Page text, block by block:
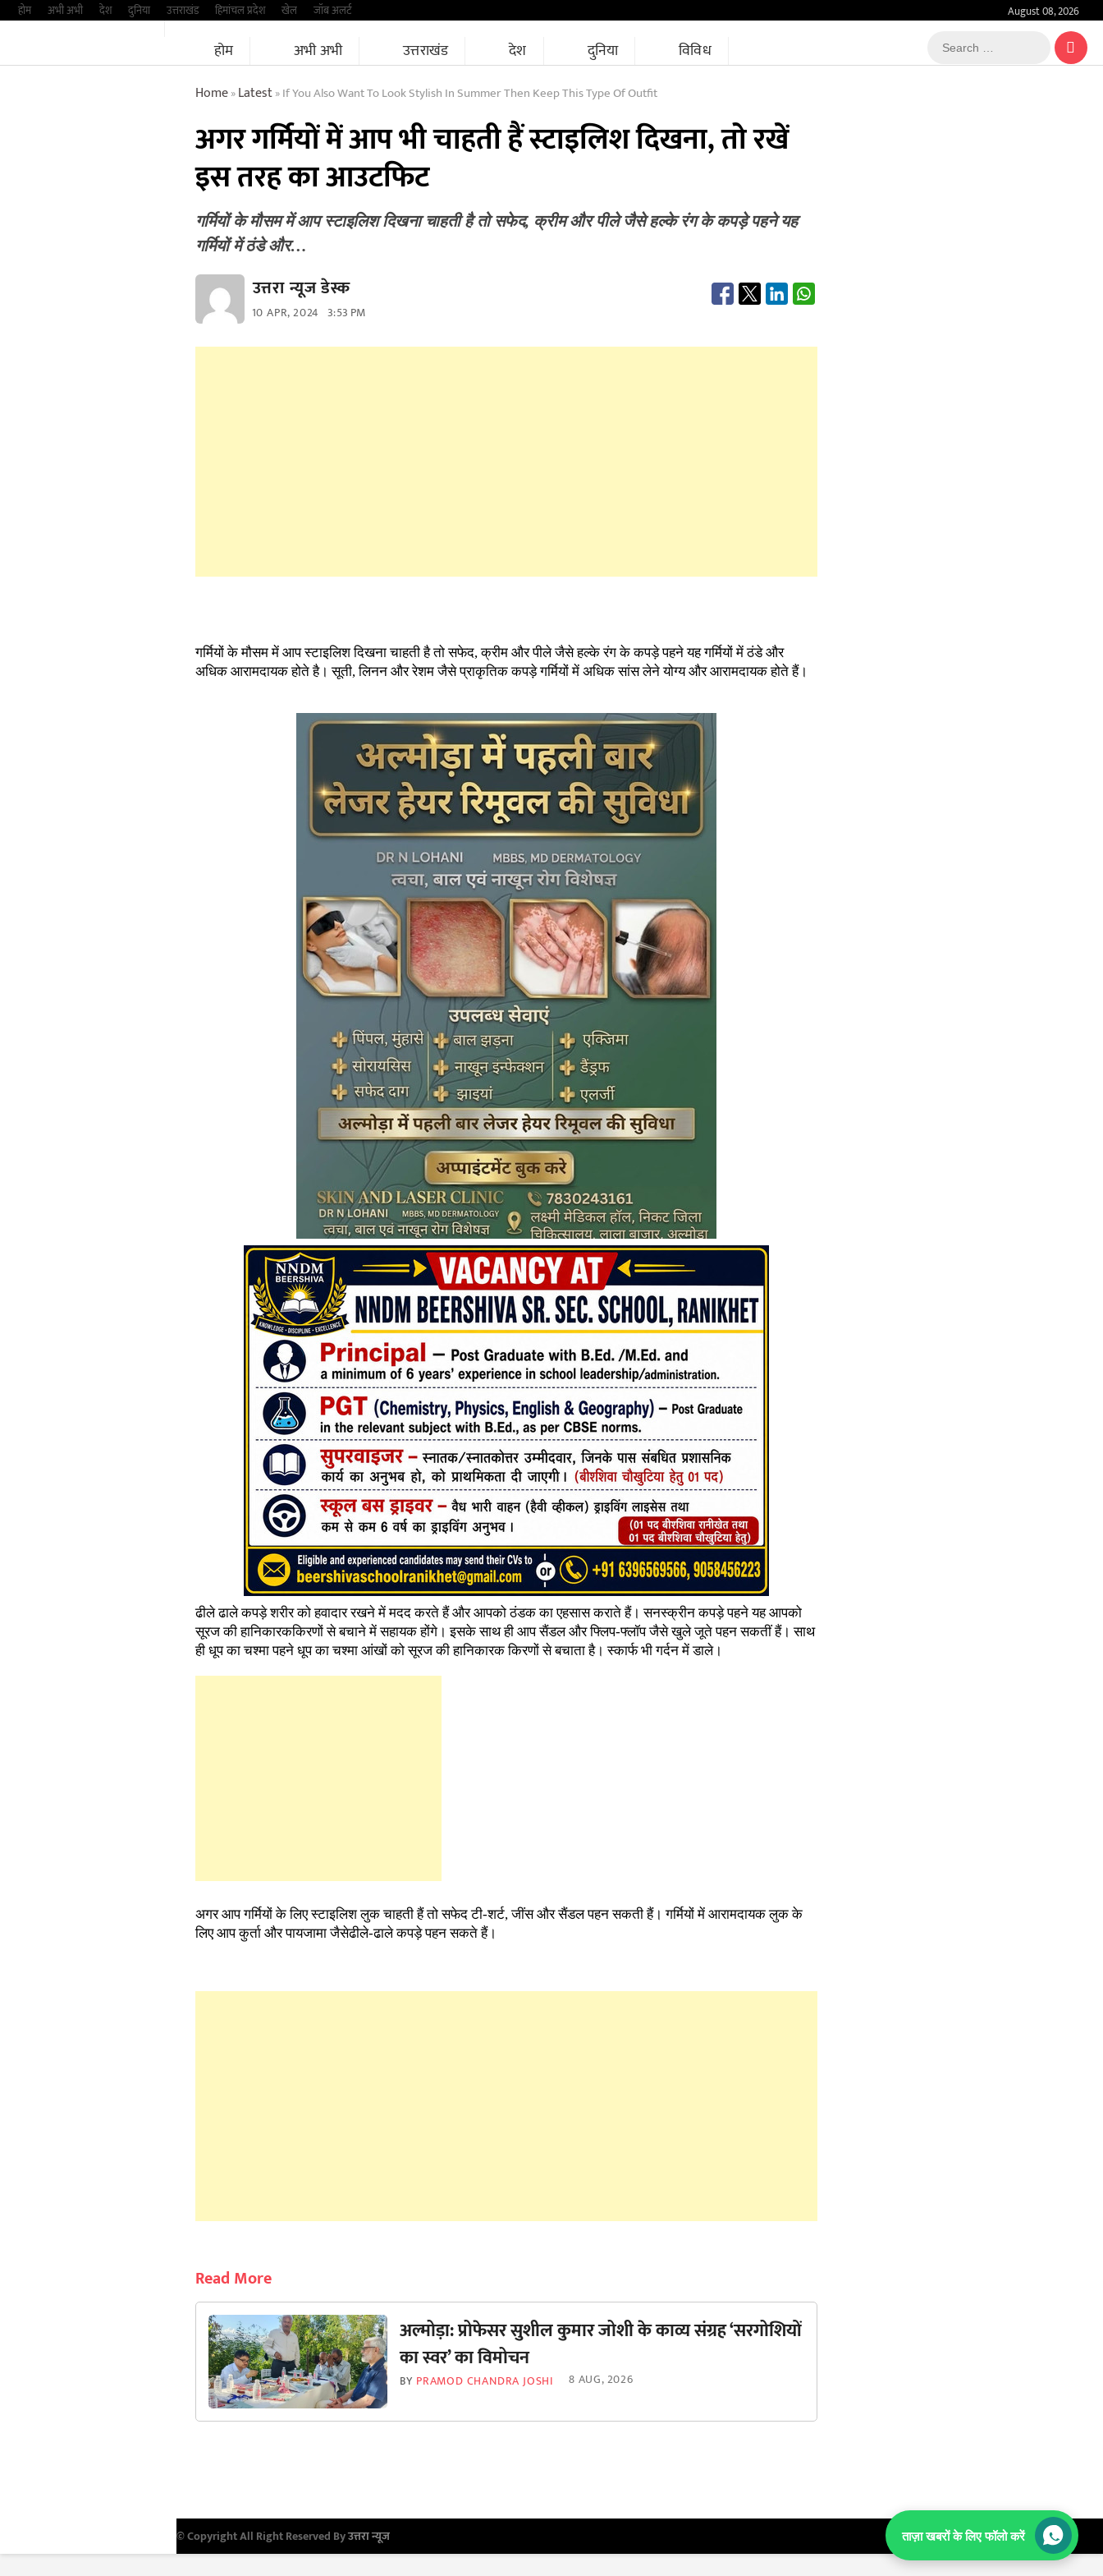
Skipहोम अभी अभी देश दुनिया उत्तराखंड हिमांचल प्रदेश खेल जॉब अलर्ट August 08, 2026
होम अभी अभी उत्तराखंड देश दुनिया विविध
Search
…
Home»Latest»If You Also Want To Look Stylish In Summer Then Keep This Type Of Outfit
अगर गर्मियों में आप भी चाहती हैं स्टाइलिश दिखना, तो रखें
इस तरह का आउटफिट
गर्मियों के मौसम में आप स्टाइलिश दिखना चाहती है तो सफेद, क्रीम और पीले जैसे हल्के रंग के कपड़े पहने यह
गर्मियों में ठंडे और…
उत्तरा न्यूज डेस्क
10 APR, 2024 3:53 PM
गर्मियों के मौसम में आप स्टाइलिश दिखना चाहती है तो सफेद, क्रीम और पीले जैसे हल्के रंग के कपड़े पहने यह गर्मियों में ठंडे और
अधिक आरामदायक होते है। सूती, लिनन और रेशम जैसे प्राकृतिक कपड़े गर्मियों में अधिक सांस लेने योग्य और आरामदायक होते हैं।
ढीले ढाले कपड़े शरीर को हवादार रखने में मदद करते हैं और आपको ठंडक का एहसास कराते हैं। सनस्क्रीन कपड़े पहने यह आपको
सूरज की हानिकारककिरणों से बचाने में सहायक होंगे। इसके साथ ही आप सैंडल और फ्लिप-फ्लॉप जैसे खुले जूते पहन सकतीं हैं। साथ
ही धूप का चश्मा पहने धूप का चश्मा आंखों को सूरज की हानिकारक किरणों से बचाता है। स्कार्फ भी गर्दन में डाले।
अगर आप गर्मियों के लिए स्टाइलिश लुक चाहती हैं तो सफेद टी-शर्ट, जींस और सैंडल पहन सकती हैं। गर्मियों में आरामदायक लुक के
लिए आप कुर्ता और पायजामा जैसेढीले-ढाले कपड़े पहन सकते हैं।
Read More
अल्मोड़ा: प्रोफेसर सुशील कुमार जोशी के काव्य संग्रह ‘सरगोशियों
का स्वर’ का विमोचन
BY PRAMOD CHANDRA JOSHI 8 AUG, 2026
© Copyright All Right Reserved Byउत्तरा न्यूज TOP
ताज़ा खबरों के लिए फॉलो करें